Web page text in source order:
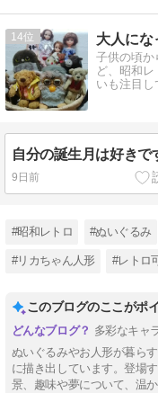
14 大人にな
子供の頃か
ど、昭和
いも注目し
自分の誕生月は好きで
9日前
#昭和レトロ #ぬいぐるみ
#リカちゃん人形 #レトロ
このブログのここがポ
多彩なキャ
ぬいぐるみやお人形が暮ら
に描き出しています。登場
景、趣味や夢について、温